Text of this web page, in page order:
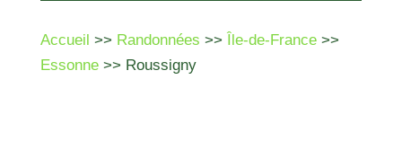
Accueil >> Randonnées >> Île-de-France>>
Essonne>> Roussigny